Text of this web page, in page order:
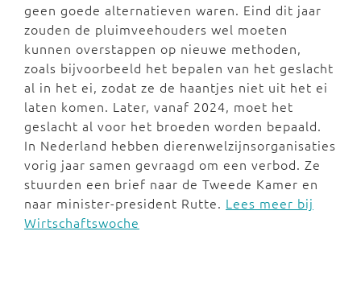
geen goede alternatieven waren. Eind dit jaar
zouden de pluimveehouders wel moeten
kunnen overstappen op nieuwe methoden,
zoals bijvoorbeeld het bepalen van het geslacht
al in het ei, zodat ze de haantjes niet uit het ei
laten komen. Later, vanaf 2024, moet het
geslacht al voor het broeden worden bepaald.
In Nederland hebben dierenwelzijnsorganisaties
vorig jaar samen gevraagd om een verbod. Ze
stuurden een brief naar de Tweede Kamer en
naar minister-president Rutte. Lees meer bij
Wirtschaftswoche